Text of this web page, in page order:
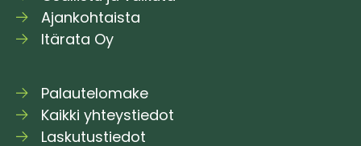
Ajankohtaista
Itärata Oy
Palautelomake
Kaikki yhteystiedot
Laskutustiedot